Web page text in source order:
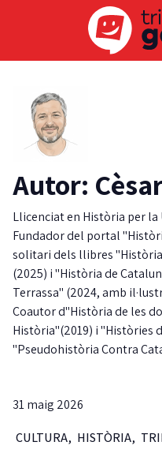
Autor:
Llicenciat en Història per la
Fundador del portal
solitari dels llibres
(2025) i "Història de
Terrassa" (2024, amb
Coautor d"Història de les
Història"(2019) i "Històries
"Pseudohistòria Contra
31 maig 2026
CULTURA, HISTÒRIA,